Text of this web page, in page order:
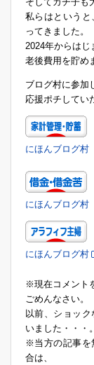
私らはという
ってきました。
2024年からはじ
老後費用を貯め
ブログ村に参加
応援ポチしてい
にほんブログ村
にほんブログ村
にほんブログ村
※現在コメント
ごめんなさい。
以前、ショッ
いました・・・
※当方の記事を
合は、